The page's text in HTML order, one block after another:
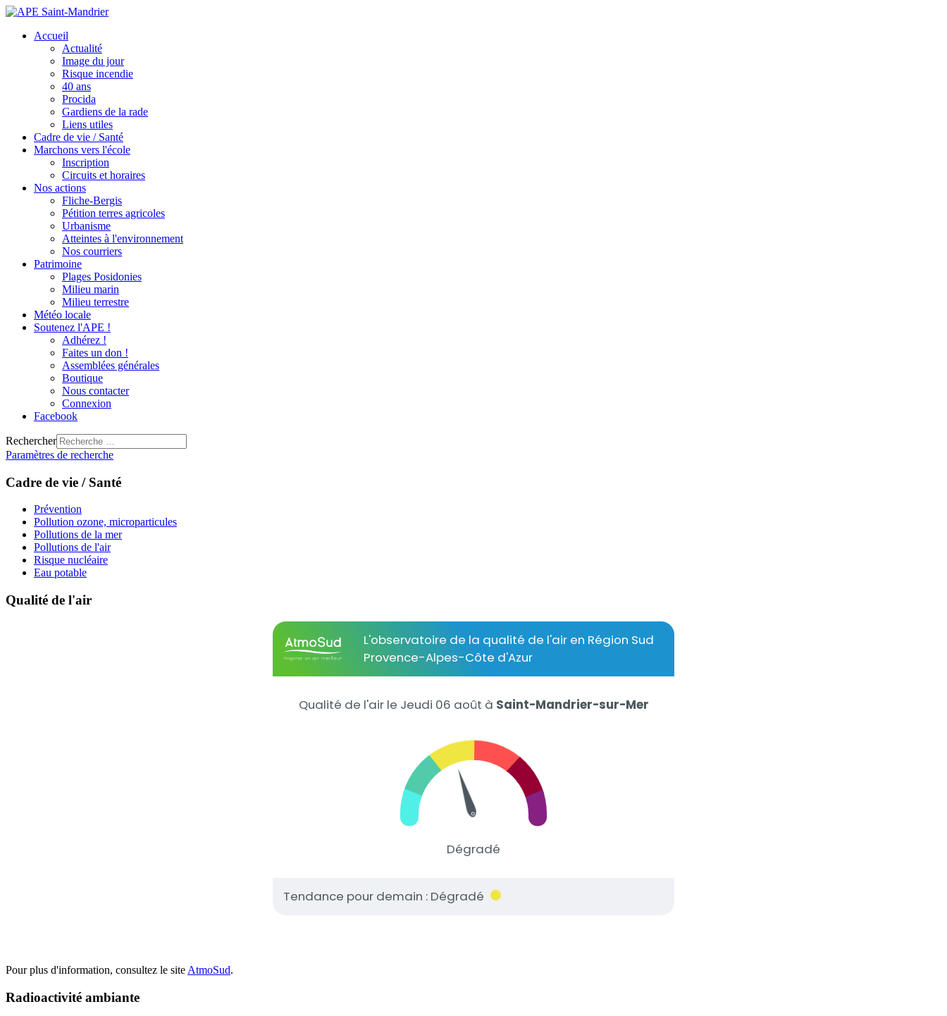
Accueil
Actualité
Image du jour
Risque incendie
40 ans
Procida
Gardiens de la rade
Liens utiles
Cadre de vie / Santé
Marchons vers l'école
Inscription
Circuits et horaires
Nos actions
Fliche-Bergis
Pétition terres agricoles
Urbanisme
Atteintes à l'environnement
Nos courriers
Patrimoine
Plages Posidonies
Milieu marin
Milieu terrestre
Météo locale
Soutenez l'APE !
Adhérez !
Faites un don !
Assemblées générales
Boutique
Nous contacter
Connexion
Facebook
Rechercher
Paramètres de recherche
Cadre de vie / Santé
Prévention
Pollution ozone, microparticules
Pollutions de la mer
Pollutions de l'air
Risque nucléaire
Eau potable
Qualité de l'air
Pour plus d'information, consultez le site AtmoSud.
Radioactivité ambiante